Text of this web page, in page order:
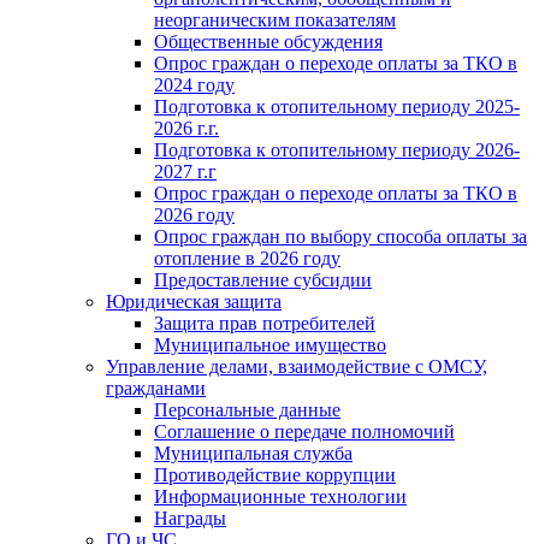
неорганическим показателям
Общественные обсуждения
Опрос граждан о переходе оплаты за ТКО в
2024 году
Подготовка к отопительному периоду 2025-
2026 г.г.
Подготовка к отопительному периоду 2026-
2027 г.г
Опрос граждан о переходе оплаты за ТКО в
2026 году
Опрос граждан по выбору способа оплаты за
отопление в 2026 году
Предоставление субсидии
Юридическая защита
Защита прав потребителей
Муниципальное имущество
Управление делами, взаимодействие с ОМСУ,
гражданами
Персональные данные
Соглашение о передаче полномочий
Муниципальная служба
Противодействие коррупции
Информационные технологии
Награды